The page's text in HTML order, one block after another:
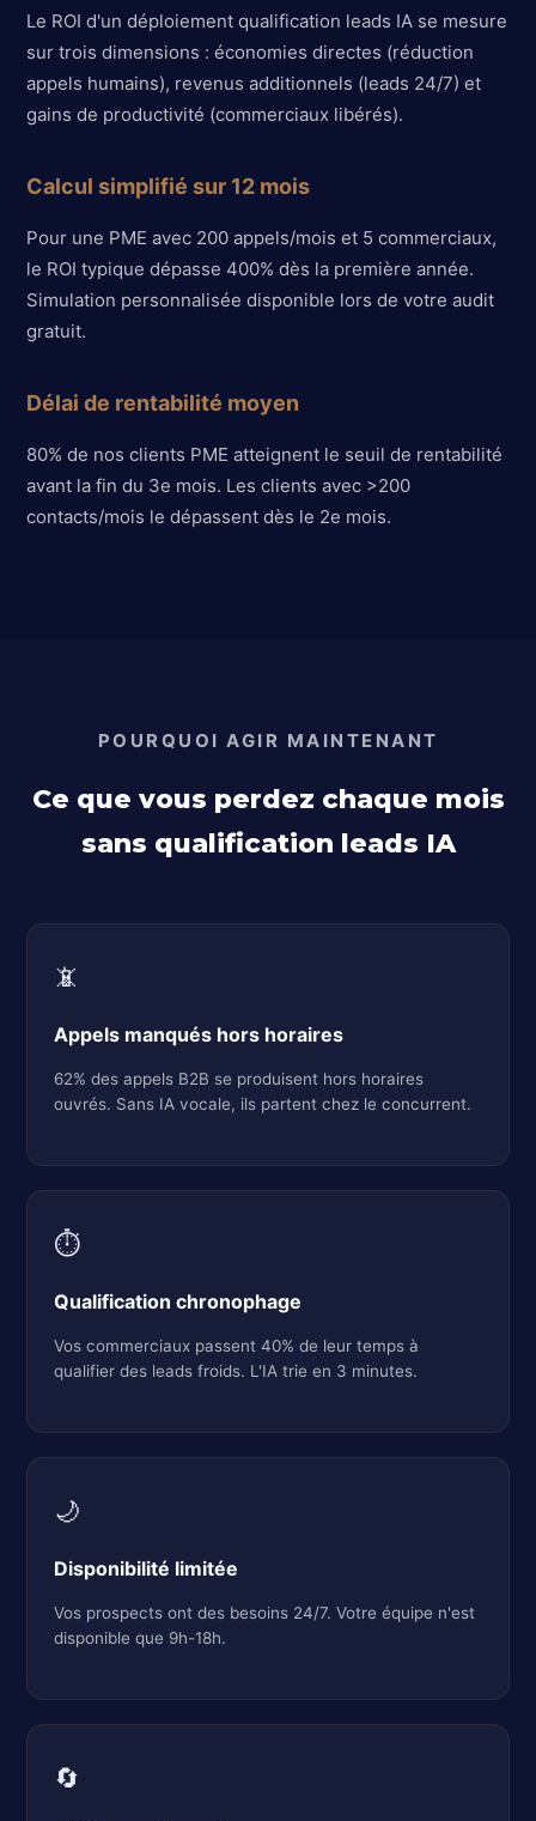
Le ROI d'un déploiement qualification leads IA se mesure
sur trois dimensions : économies directes (réduction
appels humains), revenus additionnels (leads 24/7) et
gains de productivité (commerciaux libérés).
Calcul simplifié sur 12 mois
Pour une PME avec 200 appels/mois et 5 commerciaux,
le ROI typique dépasse 400% dès la première année.
Simulation personnalisée disponible lors de votre audit
gratuit.
Délai de rentabilité moyen
80% de nos clients PME atteignent le seuil de rentabilité
avant la fin du 3e mois. Les clients avec >200
contacts/mois le dépassent dès le 2e mois.
POURQUOI AGIR MAINTENANT
Ce que vous perdez chaque mois
sans qualification leads IA
📵
Appels manqués hors horaires
62% des appels B2B se produisent hors horaires
ouvrés. Sans IA vocale, ils partent chez le concurrent.
⏱️
Qualification chronophage
Vos commerciaux passent 40% de leur temps à
qualifier des leads froids. L'IA trie en 3 minutes.
🌙
Disponibilité limitée
Vos prospects ont des besoins 24/7. Votre équipe n'est
disponible que 9h-18h.
🔄